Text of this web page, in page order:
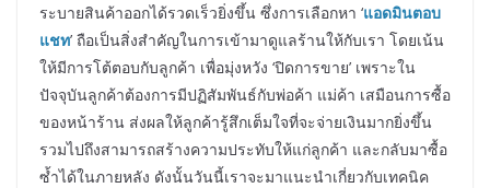
ระบายสินค้าออกได้รวดเร็วยิ่งขึ้น ซึ่งการเลือกหา ‘แอดมินตอบ
แชท’ ถือเป็นสิ่งสำคัญในการเข้ามาดูแลร้านให้กับเรา โดยเน้น
ให้มีการโต้ตอบกับลูกค้า เพื่อมุ่งหวัง ‘ปิดการขาย’ เพราะใน
ปัจจุบันลูกค้าต้องการมีปฏิสัมพันธ์กับพ่อค้า แม่ค้า เสมือนการซื้อ
ของหน้าร้าน ส่งผลให้ลูกค้ารู้สึกเต็มใจที่จะจ่ายเงินมากยิ่งขึ้น
รวมไปถึงสามารถสร้างความประทับให้แก่ลูกค้า และกลับมาซื้อ
ซ้ำได้ในภายหลัง ดังนั้นวันนี้เราจะมาแนะนำเกี่ยวกับเทคนิค